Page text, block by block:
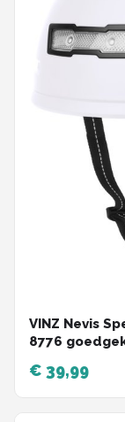
VINZ Nevis
8776
| Geschikt
€ 39,99